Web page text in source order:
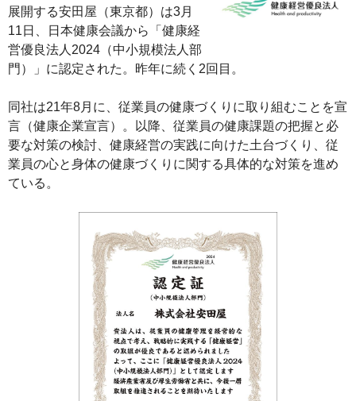
展開する安田屋（東京都）は3月
11日、日本健康会議から「健康経
営優良法人2024（中小規模法人部
門）」に認定された。昨年に続く2回目。
同社は21年8月に、従業員の健康づくりに取り組むことを宣
言（健康企業宣言）。以降、従業員の健康課題の把握と必
要な対策の検討、健康経営の実践に向けた土台づくり、従
業員の心と身体の健康づくりに関する具体的な対策を進め
ている。